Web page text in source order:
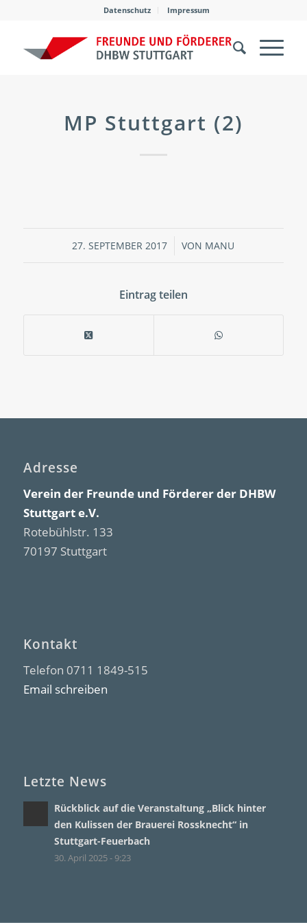
Datenschutz Impressum
MP Stuttgart (2)
27. SEPTEMBER 2017
/ VON MANU
Eintrag teilen
Adresse
Verein der Freunde und Förderer der DHBW
Stuttgart e.V.
Rotebühlstr. 133
70197 Stuttgart
Kontakt
Telefon 0711 1849-515
Email schreiben
Letzte News
Rückblick auf die Veranstaltung „Blick hinter
den Kulissen der Brauerei Rossknecht“ in
Stuttgart-Feuerbach
30. April 2025 - 9:23